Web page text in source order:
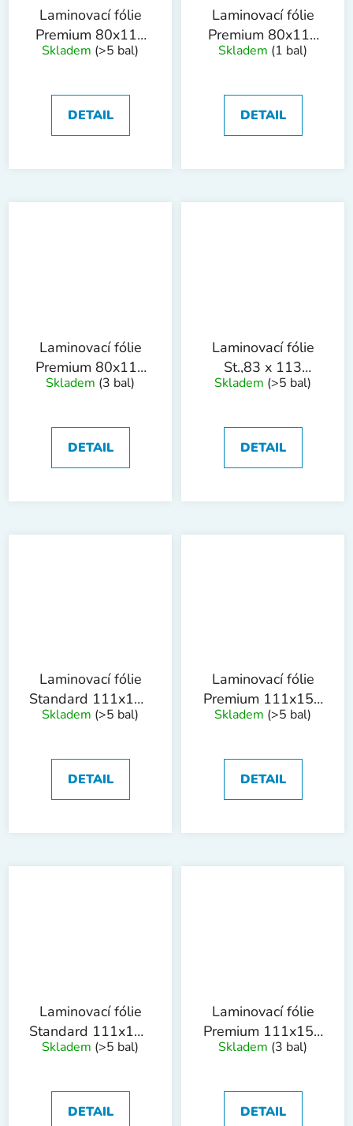
Laminovací fólie
Premium 80x111
mm, 125mic,
Skladem (>5 bal)
DETAIL
Laminovací fólie
Premium 80x111
mm, 150mic,
Skladem (1 bal)
DETAIL
Laminovací fólie
Premium 80x111
mm, 250mic,
Skladem (3 bal)
DETAIL
Laminovací fólie
St.,83 x 113
mm,125mic,lesk,100ks
Skladem (>5 bal)
DETAIL
Laminovací fólie
Standard 111x154
mm, 80mic, 100ks
Skladem (>5 bal)
DETAIL
Laminovací fólie
Premium 111x154
mm, 80mic, 100ks
Skladem (>5 bal)
DETAIL
Laminovací fólie
Standard 111x154
mm, 100mic,100ks
Skladem (>5 bal)
DETAIL
Laminovací fólie
Premium 111x154
mm, 100mic,
Skladem (3 bal)
DETAIL